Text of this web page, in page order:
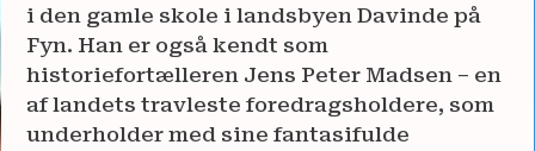
i den gamle skole i landsbyen Davinde på
Fyn. Han er også kendt som
historiefortælleren Jens Peter Madsen – en
af landets travleste foredragsholdere, som
underholder med sine fantasifulde